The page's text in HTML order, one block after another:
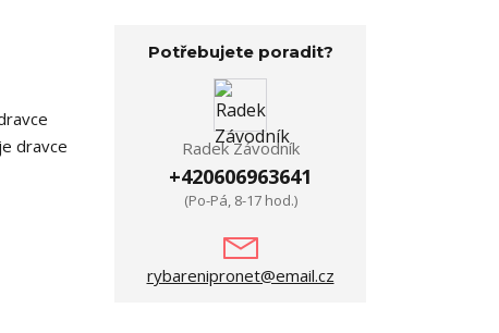
dravce
Potřebujete poradit?
Radek Závodník
+420606963641
(Po-Pá, 8-17 hod.)
rybarenipronet@email.cz